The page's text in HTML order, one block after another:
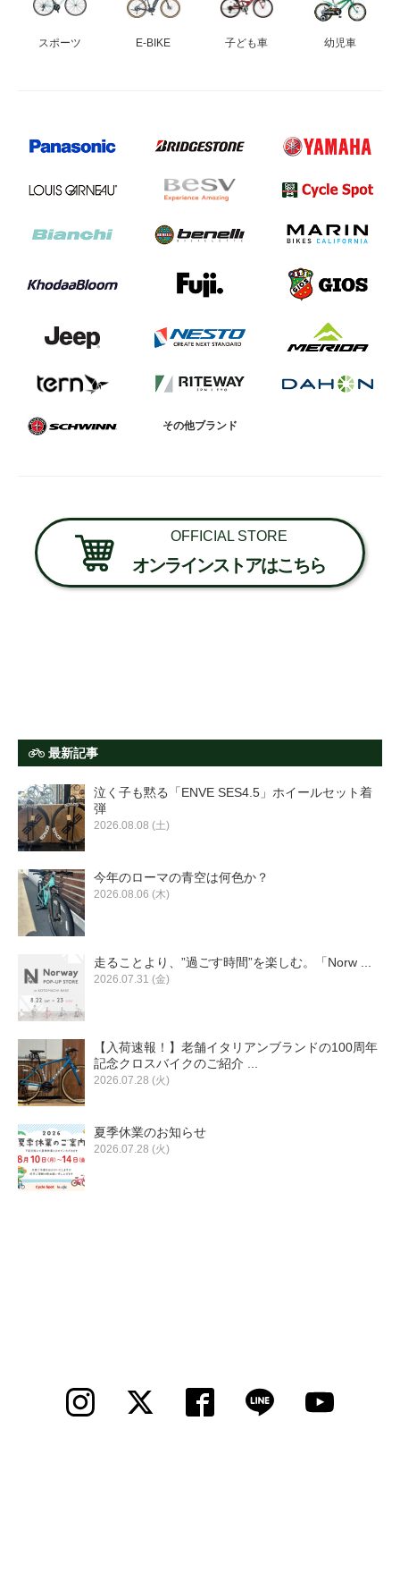
スポーツ E-BIKE 子ども車 幼児車
その他ブランド
OFFICIAL STORE
オンラインストアはこちら
最新記事
泣く子も黙る「ENVE SES4.5」ホイールセット着
弾
2026.08.08 (土)
今年のローマの青空は何色か？
2026.08.06 (木)
走ることより、”過ごす時間”を楽しむ。「Norw ...
2026.07.31 (金)
【入荷速報！】老舗イタリアンブランドの100周年
記念クロスバイクのご紹介 ...
2026.07.28 (火)
夏季休業のお知らせ
2026.07.28 (火)